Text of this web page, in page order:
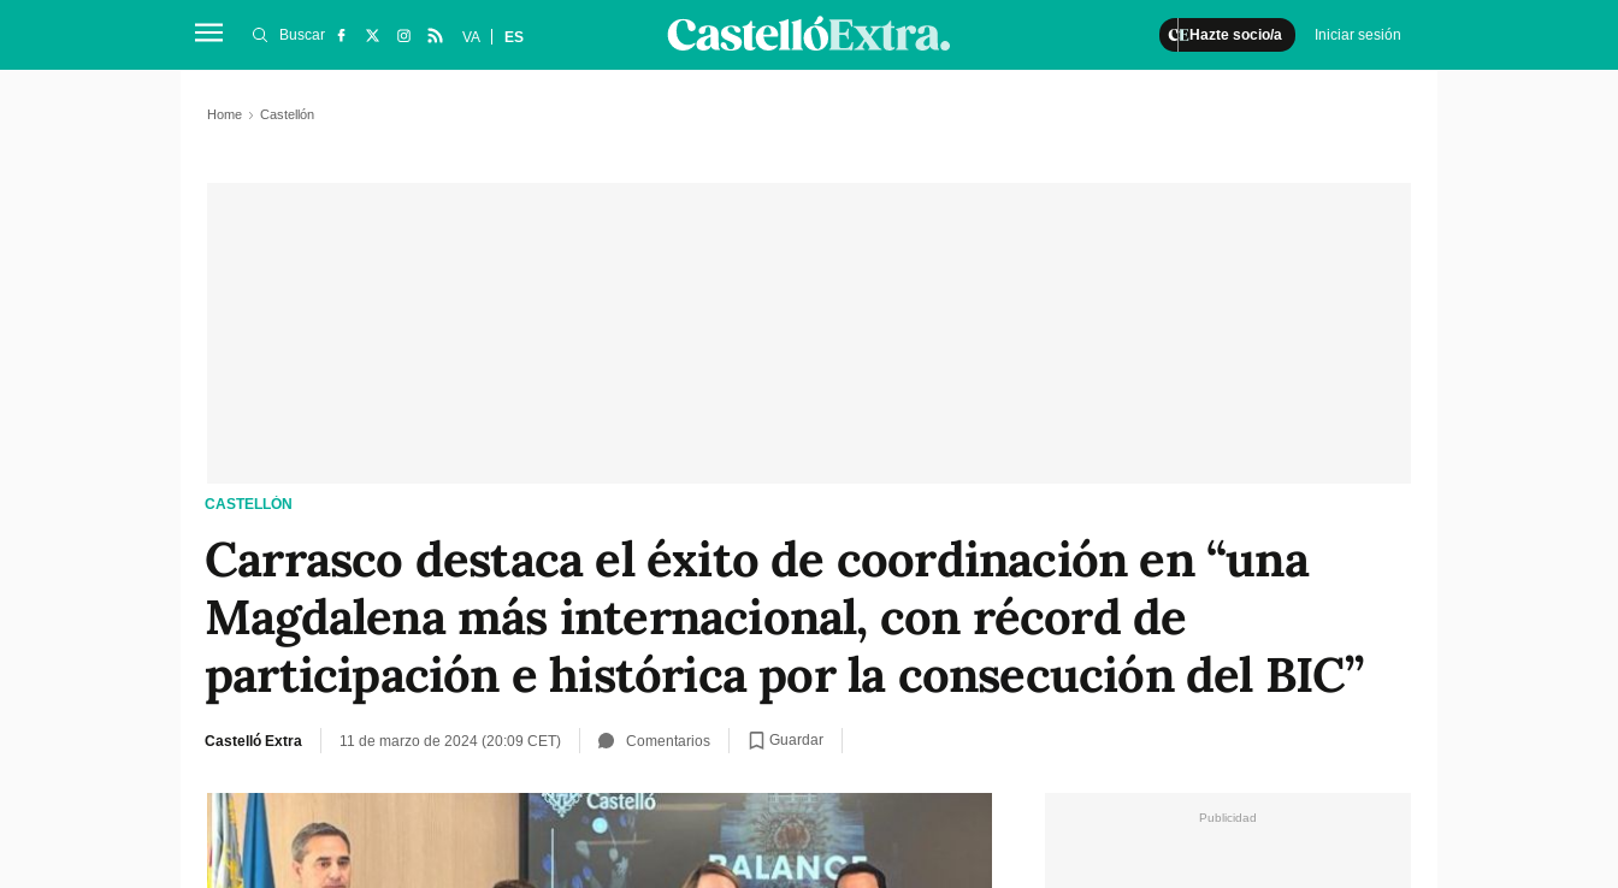
Hazte socio/a Iniciar sesión
Buscar VA ES
Home Castellón
CASTELLÓN
Carrasco destaca el éxito de coordinación en “una
Magdalena más internacional, con récord de
participación e histórica por la consecución del BIC”
Castelló Extra 11 de marzo de 2024 (20:09 CET) Comentarios Guardar